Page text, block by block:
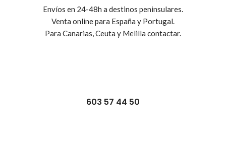
Envíos en 24-48h a destinos peninsulares.
Venta online para España y Portugal.
Para Canarias, Ceuta y Melilla contactar.
603 57 44 50